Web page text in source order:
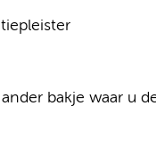
bakje waar u